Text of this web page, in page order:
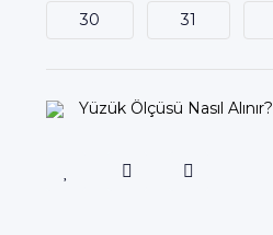
30 31
Yüzük Ölçüsü Nasıl Alınır?